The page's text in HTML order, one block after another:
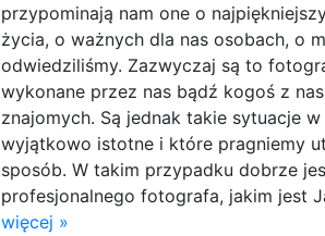
przypominają nam one o
życia, o ważnych dla nas osobach, o
odwiedziliśmy. Zazwyczaj są to
wykonane przez nas bądź kogoś z
znajomych. Są jednak takie sytuacje
wyjątkowo istotne i które pragniemy
sposób. W takim przypadku dobrze
profesjonalnego fotografa, jakim jest
więcej »